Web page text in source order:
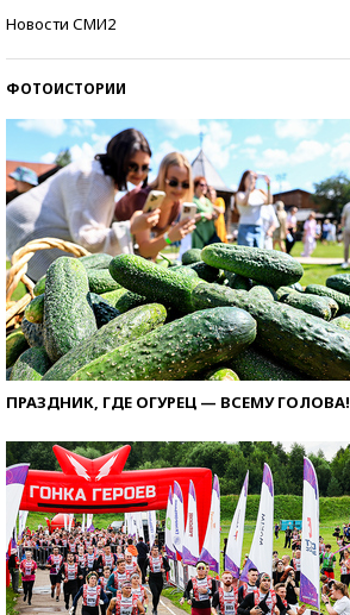
Новости СМИ2
ФОТОИСТОРИИ
ПРАЗДНИК, ГДЕ ОГУРЕЦ — ВСЕМУ ГОЛОВА!